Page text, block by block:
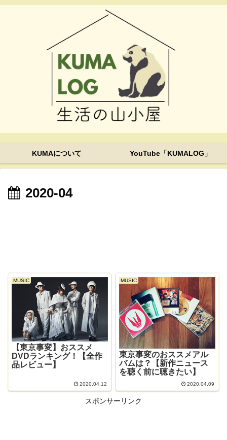
KUMAについて YouTube「KUMALOG」
2020-04
MUSIC
【東京事変】おススメ
DVDランキング！【全作
品レビュー】
2020.04.12
MUSIC
東京事変のおススメアル
バムは？【新作ニュース
を聴く前に聴きたい】
2020.04.09
スポンサーリンク